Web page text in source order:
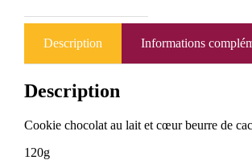
de
Description Informations
Description
Cookie chocolat au lait et cœur beurre de
120g